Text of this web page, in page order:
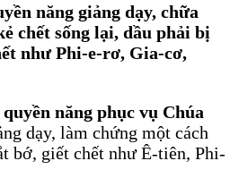
năng giảng dạy, chữa
chết sống lại, dầu phải bị
như Phi-e-rơ, Gia-cơ,
năng phục vụ Chúa
dạy, làm chứng một cách
bớ, giết chết như Ê-tiên, Phi-